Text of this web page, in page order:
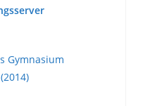
Gymnasium